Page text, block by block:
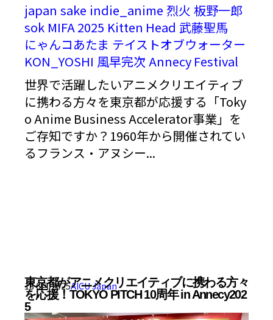
japan sake indie_anime 烈火 板野一郎
sok MIFA 2025 Kitten Head 武藤聖馬
にゃんコあたま テイストオブウォーター
KON_YOSHI 風早完次 Annecy Festival
世界で活躍したいアニメクリエイティブ
に携わる方々を東京都が応援する「Toky
o Anime Business Accelerator事業」を
ご存知ですか？1960年から開催されてい
るフランス・アヌシー...
東京都がアニメクリエイティブに携わる方々
を応援！TOKYO PITCH 10周年 in Annecy202
5
13 6月 2025AICU Japan